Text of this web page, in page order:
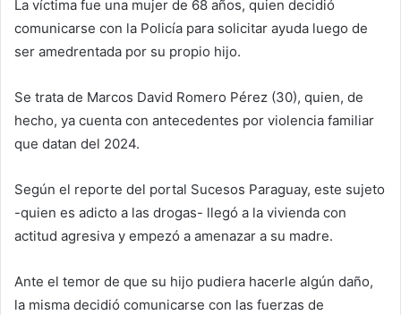
La víctima fue una mujer de 68 años, quien decidió
comunicarse con la Policía para solicitar ayuda luego de
ser amedrentada por su propio hijo.
Se trata de Marcos David Romero Pérez (30), quien, de
hecho, ya cuenta con antecedentes por violencia familiar
que datan del 2024.
Según el reporte del portal Sucesos Paraguay, este sujeto
-quien es adicto a las drogas- llegó a la vivienda con
actitud agresiva y empezó a amenazar a su madre.
Ante el temor de que su hijo pudiera hacerle algún daño,
la misma decidió comunicarse con las fuerzas de